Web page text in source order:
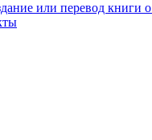
или перевод книги